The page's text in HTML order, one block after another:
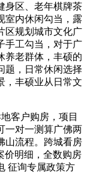
身区、老年棋牌茶
室内休闲勾当，露
区规划城市文化广
手工勾当，对于广
养老群体，丰硕的
题，日常休闲选择
，丰硕业从日常文
客户购房，项目
一对一测算广佛两
山流程。跨城看房
价明细，全数购房
征询专属政策方